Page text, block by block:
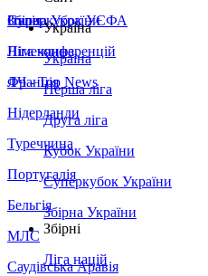
Збірна України
Італія
Німеччина
Франція
Нідерланди
Туреччина
Португалія
Бельгія
МЛС
Саудівська Аравія
Суперкубок УЄФА
Ліга конференцій
ЛЧ - Top News
Україна
Україна
Перша ліга
Друга ліга
Кубок України
Суперкубок України
Збірна України
Збірні
Ліга націй